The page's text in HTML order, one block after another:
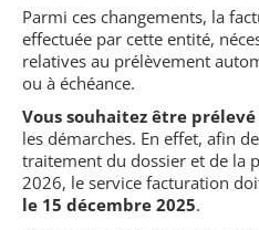
Parmi ces changements, la
effectuée par cette entité,
relatives au prélèvement
ou à échéance.
Vous souhaitez être prélevé
les démarches. En effet, afin
traitement du dossier et de la
2026, le service facturation
le 15 décembre 2025.